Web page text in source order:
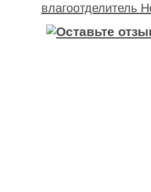
влагоотделитель